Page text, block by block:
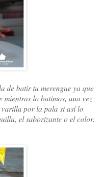
de batir tu merengue ya que
mientras lo batimos, una vez
varilla por la pala si así lo
el saborizante o el color.